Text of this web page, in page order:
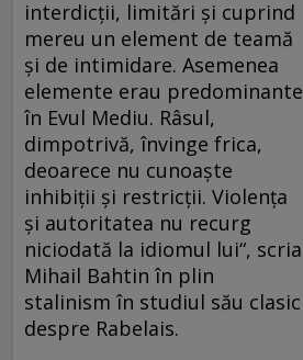
interdicții, limitări și cuprind
mereu un element de teamă
și de intimidare. Asemenea
elemente erau predominante
în Evul Mediu. Râsul,
dimpotrivă, învinge frica,
deoarece nu cunoaște
inhibiții și restricții. Violența
și autoritatea nu recurg
niciodată la idiomul lui“, scria
Mihail Bahtin în plin
stalinism în studiul său clasic
despre Rabelais.